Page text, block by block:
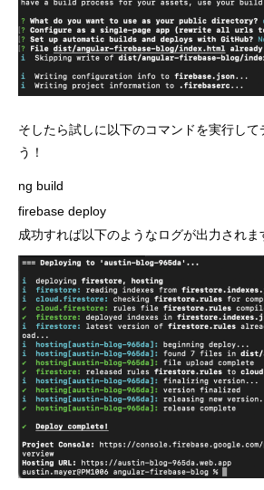
そしたら試しに以下のコマンドを実行して
う！
ng build
firebase deploy
成功すれば以下のようなログが出力されま